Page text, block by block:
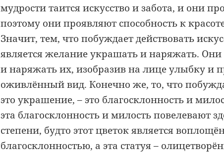
мудрости таится искусство и забота, и они
поэтому они проявляют способность к
Значит, тем, что побуждает действовать
является желание украшать и наряжать.
и наряжать их, изобразив на лице улыбку и
оживлённый вид. Конечно же, то, что
это украшение, – это благосклонность и
эта благосклонность и милость повелевают
степени, будто этот цветок является
благосклонностью, а эта статуя –